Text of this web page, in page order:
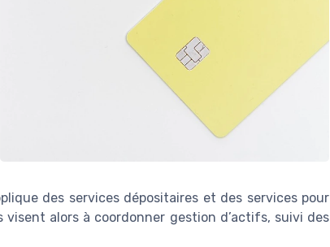
des services dépositaires et des services pour
alors à coordonner gestion d’actifs, suivi des